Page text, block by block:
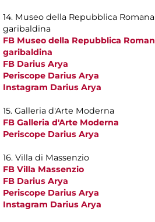
14. Museo della Repubblica
garibaldina
FB Museo della Repubblica
garibaldina
FB Darius Arya
Periscope Darius Arya
Instagram Darius Arya
15. Galleria d'Arte Moderna
FB Galleria d'Arte Moderna
Periscope Darius Arya
16. Villa di Massenzio
FB Villa Massenzio
FB Darius Arya
Periscope Darius Arya
Instagram Darius Arya